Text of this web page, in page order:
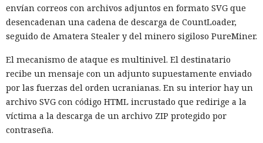
envían correos con archivos adjuntos en formato SVG que
desencadenan una cadena de descarga de CountLoader,
seguido de Amatera Stealer y del minero sigiloso PureMiner.
El mecanismo de ataque es multinivel. El destinatario
recibe un mensaje con un adjunto supuestamente enviado
por las fuerzas del orden ucranianas. En su interior hay un
archivo SVG con código HTML incrustado que redirige a la
víctima a la descarga de un archivo ZIP protegido por
contraseña.